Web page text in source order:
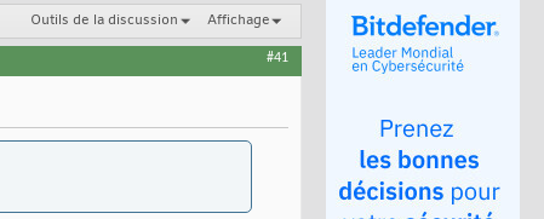
Outils de la discussion Affichage
#41